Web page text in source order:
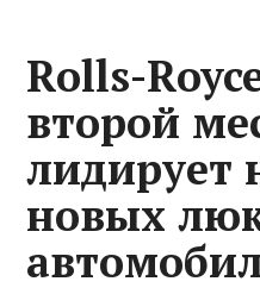
Rolls-
второй
лидирует
новых